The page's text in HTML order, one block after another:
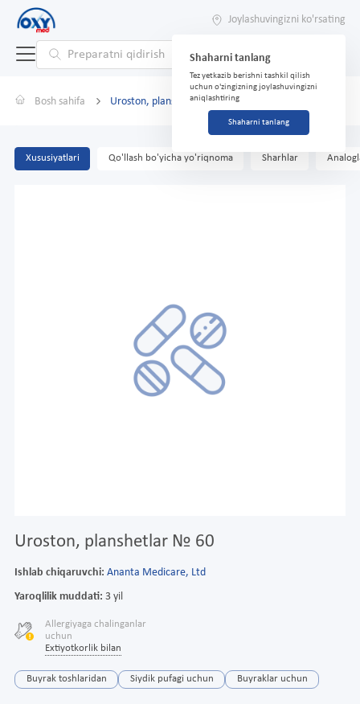
Joylashuvingizni ko'rsating
Shaharni tanlang
Tez yetkazib berishni tashkil qilish
uchun o'zingizning joylashuvingizni
aniqlashtiring
Shaharni tanlang
Bosh sahifa Uroston, planshetlar № 60
Xususiyatlari Qo'llash bo'yicha yo'riqnoma Sharhlar
Uroston, planshetlar № 60
Ishlab chiqaruvchi: Ananta Medicare, Ltd
Yaroqlilik muddati: 3 yil
Allergiyaga chalinganlar
uchun
Extiyotkorlik bilan
Buyrak toshlaridan Siydik pufagi uchun Buyraklar uchun